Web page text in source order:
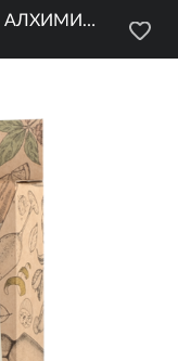
"ЗУБРОВКА ОРИГИНАЛЬНАЯ" АЛХИМИЯ ВКУСА